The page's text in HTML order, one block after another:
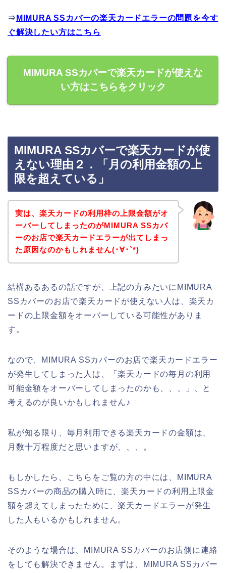
⇒ MIMURA SSカバーの楽天カードエラーの問題を今す
ぐ解決したい方はこちら
MIMURA SSカバーで楽天カードが使えな
い方はこちらをクリック
MIMURA SSカバーで楽天カードが使
えない理由２．「月の利用金額の上
限を超えている」
実は、楽天カードの利用枠の上限金額がオ
ーバーしてしまったのがMIMURA SSカバ
ーのお店で楽天カードエラーが出てしまっ
た原因なのかもしれません(･∀･`*)
結構あるあるの話ですが、上記の方みたいにMIMURA
SSカバーのお店で楽天カードが使えない人は、楽天カ
ードの上限金額をオーバーしている可能性がありま
す。
なので、MIMURA SSカバーのお店で楽天カードエラー
が発生してしまった人は、「楽天カードの毎月の利用
可能金額をオーバーしてしまったのかも、、、」、と
考えるのが良いかもしれません♪
私が知る限り、毎月利用できる楽天カードの金額は、
月数十万程度だと思いますが、、、。
もしかしたら、こちらをご覧の方の中には、MIMURA
SSカバーの商品の購入時に、楽天カードの利用上限金
額を超えてしまったために、楽天カードエラーが発生
した人もいるかもしれません。
そのような場合は、MIMURA SSカバーのお店側に連絡
をしても解決できません。まずは、MIMURA SSカバー